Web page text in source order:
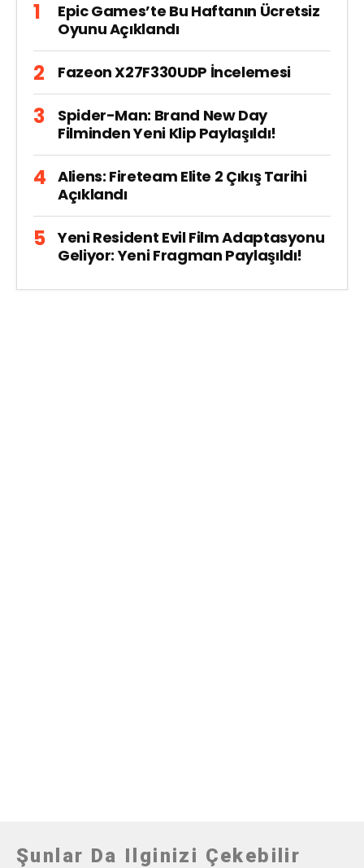
Epic Games’te Bu Haftanın Ücretsiz
Oyunu Açıklandı
Fazeon X27F330UDP İncelemesi
Spider-Man: Brand New Day
Filminden Yeni Klip Paylaşıldı!
Aliens: Fireteam Elite 2 Çıkış Tarihi
Açıklandı
Yeni Resident Evil Film Adaptasyonu
Geliyor: Yeni Fragman Paylaşıldı!
Şunlar Da Ilginizi Çekebilir